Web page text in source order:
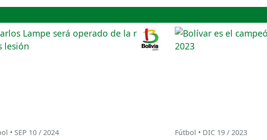
• SEP 10 / 2024 Fútbol • DIC 19 / 2023